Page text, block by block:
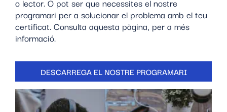
o lector. O pot ser que necessites el nostre
programari per a solucionar el problema amb el teu
certificat. Consulta aquesta pàgina, per a més
informació.
DESCARREGA EL NOSTRE PROGRAMARI